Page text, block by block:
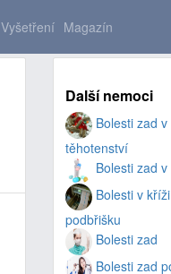
Vyšetření Magazín
Další nemoci
Bolesti zad v
těhotenství
Bolesti zad
Bolesti v
podbřišku
Bolesti zad
Bolesti zad